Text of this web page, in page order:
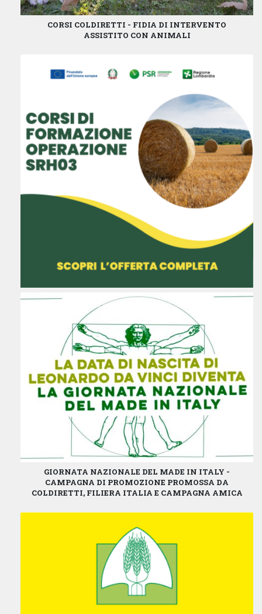
CORSI COLDIRETTI - FIDIA DI INTERVENTO
ASSISTITO CON ANIMALI
GIORNATA NAZIONALE DEL MADE IN ITALY -
CAMPAGNA DI PROMOZIONE PROMOSSA DA
COLDIRETTI, FILIERA ITALIA E CAMPAGNA AMICA